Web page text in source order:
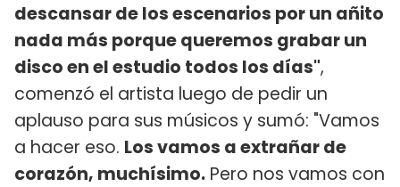
descansar de los escenarios por un añito
nada más porque queremos grabar un
disco en el estudio todos los días",
comenzó el artista luego de pedir un
aplauso para sus músicos y sumó: "Vamos
a hacer eso. Los vamos a extrañar de
corazón, muchísimo. Pero nos vamos con